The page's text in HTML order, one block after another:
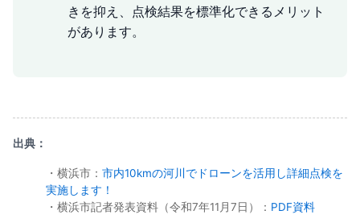
きを抑え、点検結果を標準化できるメリット
があります。
出典：
・横浜市： 市内10kmの河川でドローンを活用し詳細点検を
実施します！
・横浜市記者発表資料（令和7年11月7日）： PDF資料